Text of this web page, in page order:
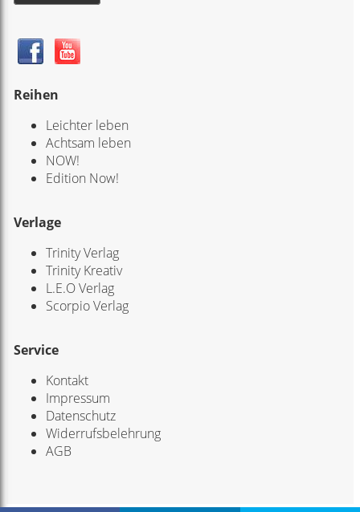
Reihen
Leichter leben
Achtsam leben
NOW!
Edition Now!
Verlage
Trinity Verlag
Trinity Kreativ
L.E.O Verlag
Scorpio Verlag
Service
Kontakt
Impressum
Datenschutz
Widerrufsbelehrung
AGB